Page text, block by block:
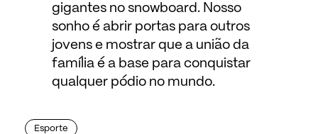
gigantes no snowboard. Nosso
sonho é abrir portas para outros
jovens e mostrar que a união da
família é a base para conquistar
qualquer pódio no mundo.
Esporte